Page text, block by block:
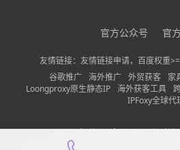
请确保您填写的联系方式无误，
官方公众号 官
友情链接：友情链接申请，百度权重
谷歌推广
海外推广 外贸获客 家
Loongproxy原生静态IP 海外获客工具
IPFoxy全球代
公司名称：中巨量（深圳